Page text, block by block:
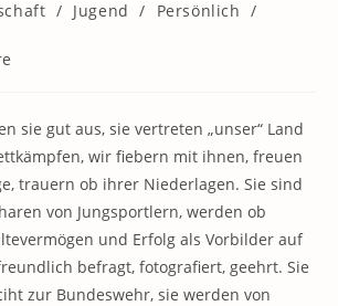
/ Jugend / Persönlich /
sie gut aus, sie vertreten „unser“ Land
wir fiebern mit ihnen, freuen
trauern ob ihrer Niederlagen. Sie sind
von Jungsportlern, werden ob
und Erfolg als Vorbilder auf
befragt, fotografiert, geehrt. Sie
zur Bundeswehr, sie werden von